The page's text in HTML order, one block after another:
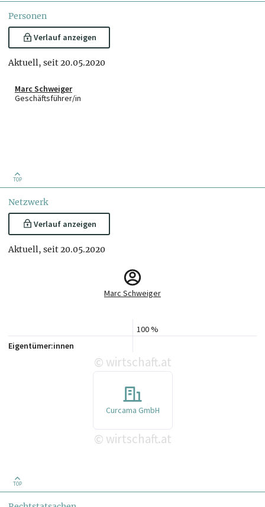
Personen
Verlauf anzeigen
Aktuell, seit 20.05.2020
Marc Schweiger
Geschäftsführer/in
TOP
Netzwerk
Verlauf anzeigen
Aktuell, seit 20.05.2020
Marc Schweiger
100 %
Eigentümer:innen
© wirtschaft.at
Curcama GmbH
© wirtschaft.at
TOP